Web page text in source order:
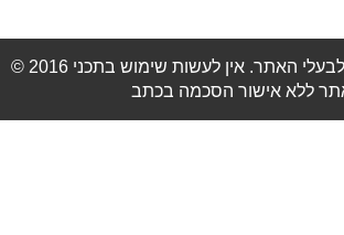
© 2016 כל הזכויות שמורות לבעלי האתר. אין לעשות שימוש בתכני
ללא אישור הסכמה בכתב